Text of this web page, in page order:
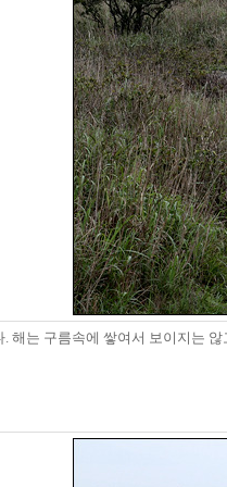
해는 구름속에 쌓여서 보이지는 않